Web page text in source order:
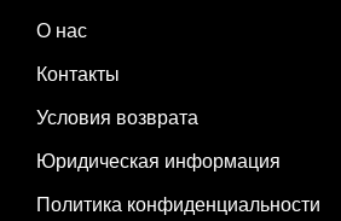
О нас
Контакты
Условия возврата
Юридическая информация
Политика конфиденциальности